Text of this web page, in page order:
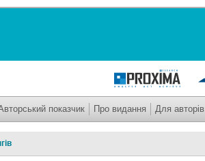
показчик Про видання Для авторів